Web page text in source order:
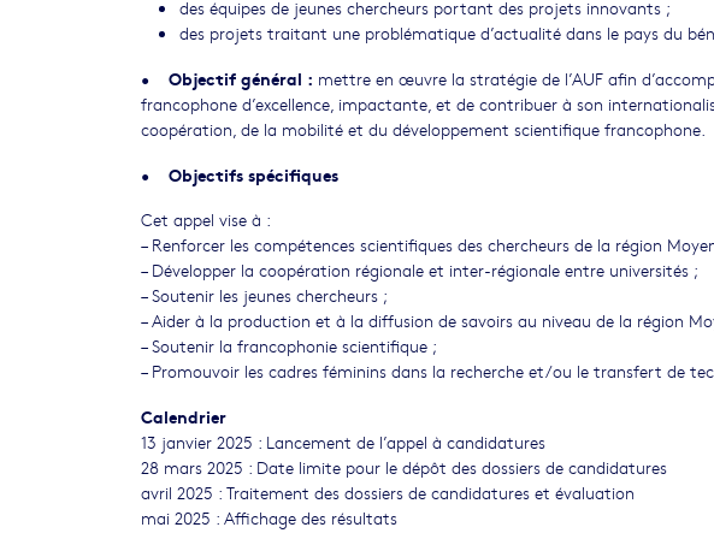
des équipes de jeunes chercheurs portant des projets innovants ;
des projets traitant une problématique d’actualité dans le pays du
•
Objectif général : mettre en œuvre la stratégie de l’AUF afin
francophone d’excellence, impactante, et de contribuer à son
coopération, de la mobilité et du développement scientifique francophone.
• Objectifs spécifiques
Cet appel vise à :
– Renforcer les compétences scientifiques des chercheurs de la région
– Développer la coopération régionale et inter-régionale entre universités ;
– Soutenir les jeunes chercheurs ;
– Aider à la production et à la diffusion de savoirs au niveau de la région
– Soutenir la francophonie scientifique ;
– Promouvoir les cadres féminins dans la recherche et/ou le transfert de
Calendrier
13 janvier 2025 : Lancement de l’appel à candidatures
28 mars 2025 : Date limite pour le dépôt des dossiers de candidatures
avril 2025 : Traitement des dossiers de candidatures et évaluation
mai 2025 : Affichage des résultats